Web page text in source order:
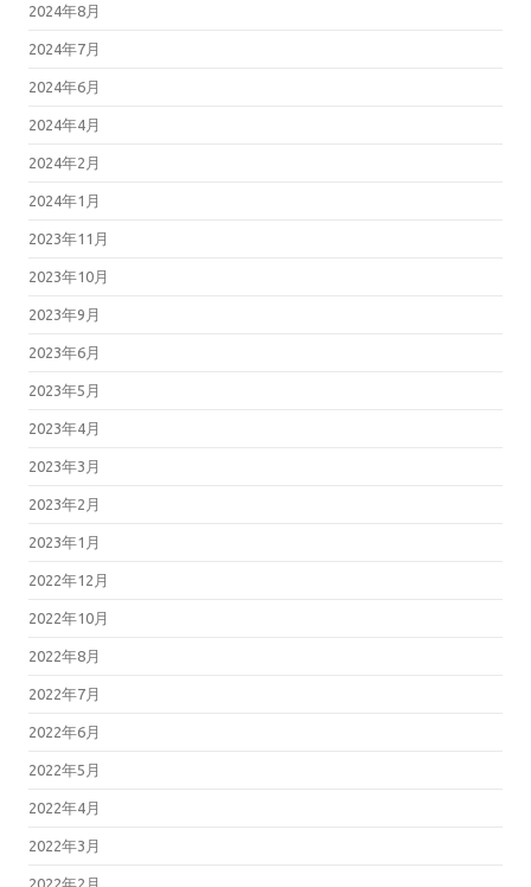
2024年8月
2024年7月
2024年6月
2024年4月
2024年2月
2024年1月
2023年11月
2023年10月
2023年9月
2023年6月
2023年5月
2023年4月
2023年3月
2023年2月
2023年1月
2022年12月
2022年10月
2022年8月
2022年7月
2022年6月
2022年5月
2022年4月
2022年3月
2022年2月